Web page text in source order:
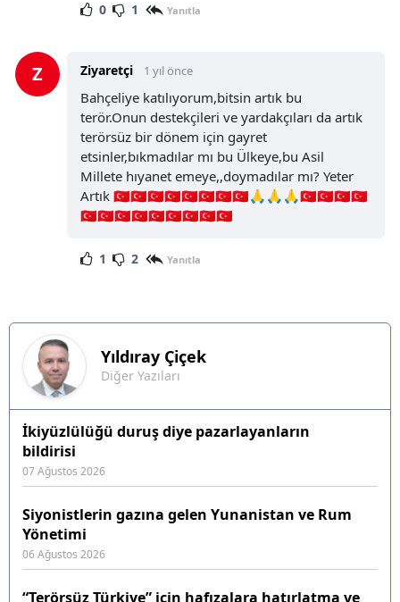
0 1 Yanıtla
Z Ziyaretçi 1 yıl önce
Bahçeliye katılıyorum,bitsin artık bu
terör.Onun destekçileri ve yardakçıları da artık
terörsüz bir dönem için gayret
etsinler,bıkmadılar mı bu Ülkeye,bu Asil
Millete hıyanet emeye,,doymadılar mı? Yeter
Artık 🇹🇷🇹🇷🇹🇷🇹🇷🇹🇷🇹🇷🇹🇷🇹🇷🙏🙏🙏🇹🇷🇹🇷🇹🇷🇹🇷
🇹🇷🇹🇷🇹🇷🇹🇷🇹🇷🇹🇷🇹🇷🇹🇷🇹🇷
1 2 Yanıtla
Yıldıray Çiçek
Diğer Yazıları
İkiyüzlülüğü duruş diye pazarlayanların
bildirisi
07 Ağustos 2026
Siyonistlerin gazına gelen Yunanistan ve Rum
Yönetimi
06 Ağustos 2026
“Terörsüz Türkiye” için hafızalara hatırlatma ve